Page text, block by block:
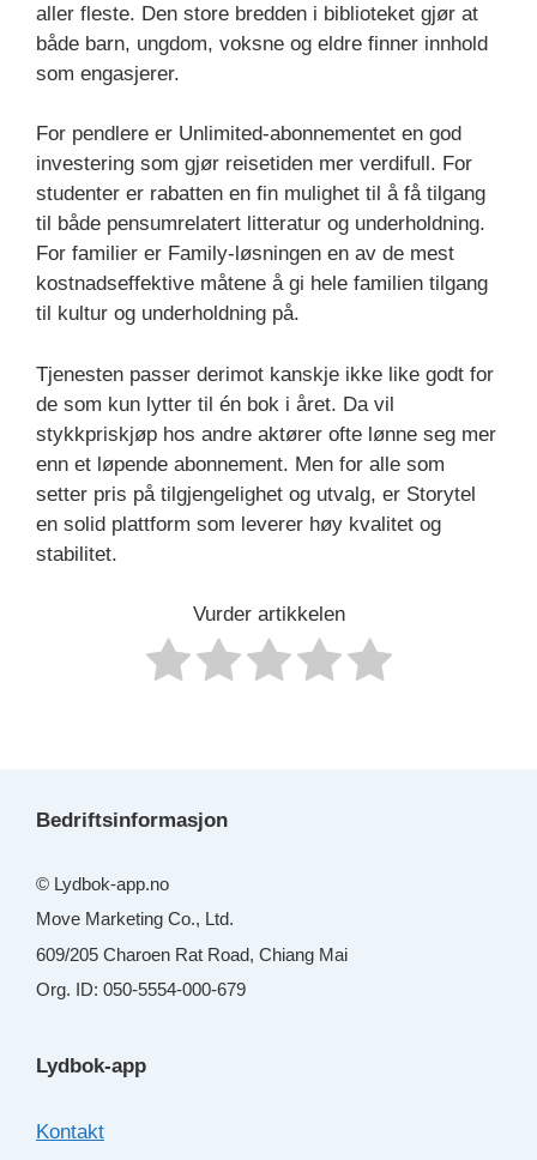
aller fleste. Den store bredden i biblioteket gjør at
både barn, ungdom, voksne og eldre finner innhold
som engasjerer.
For pendlere er Unlimited-abonnementet en god
investering som gjør reisetiden mer verdifull. For
studenter er rabatten en fin mulighet til å få tilgang
til både pensumrelatert litteratur og underholdning.
For familier er Family-løsningen en av de mest
kostnadseffektive måtene å gi hele familien tilgang
til kultur og underholdning på.
Tjenesten passer derimot kanskje ikke like godt for
de som kun lytter til én bok i året. Da vil
stykkpriskjøp hos andre aktører ofte lønne seg mer
enn et løpende abonnement. Men for alle som
setter pris på tilgjengelighet og utvalg, er Storytel
en solid plattform som leverer høy kvalitet og
stabilitet.
Vurder artikkelen
Bedriftsinformasjon
© Lydbok-app.no
Move Marketing Co., Ltd.
609/205 Charoen Rat Road, Chiang Mai
Org. ID: 050-5554-000-679
Lydbok-app
Kontakt